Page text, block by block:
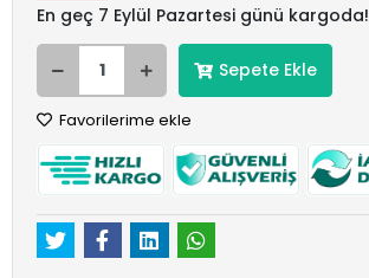
En geç 7 Eylül Pazartesi günü kargoda!
Sepete Ekle
Favorilerime ekle